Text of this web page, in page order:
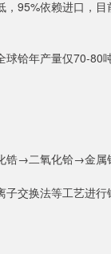
95%依赖进口，
铪年产量仅70-80
锆→二氧化铪→金属
交换法等工艺进